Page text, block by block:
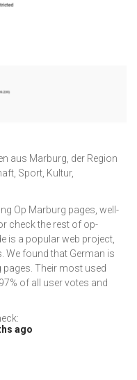
aus Marburg, der Region
Sport, Kultur,
Op Marburg pages, well-
check the rest of op-
is a popular web project,
We found that German is
pages. Their most used
of all user votes and
ago